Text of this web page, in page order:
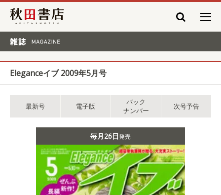
秋田書店
Eleganceイブ 2009年5月号
最新号 電子版
バック
ナンバー
次号予告
毎月26日発売